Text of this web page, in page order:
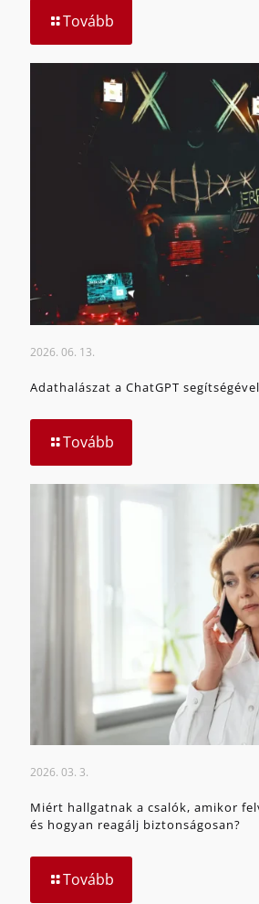
Tovább
2026. 06. 13.
Adathalászat a ChatGPT segítségével
Tovább
2026. 03. 3.
Miért hallgatnak a csalók, amikor
és hogyan reagálj biztonságosan?
Tovább